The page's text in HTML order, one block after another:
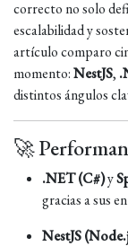
correcto no solo
escalabilidad y
artículo comparo
momento:NestJS,
distintos ángulos
🚀
.NET (C#)y
gracias a sus
NestJS